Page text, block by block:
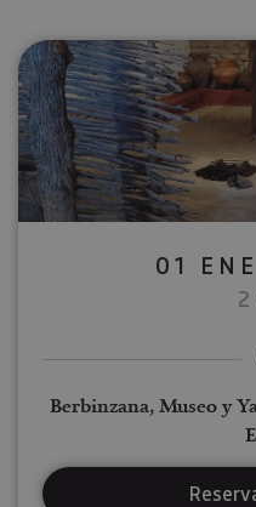
01
Berbinzana, Museo y